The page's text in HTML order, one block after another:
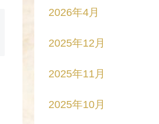
2026年4月
2025年12月
2025年11月
2025年10月